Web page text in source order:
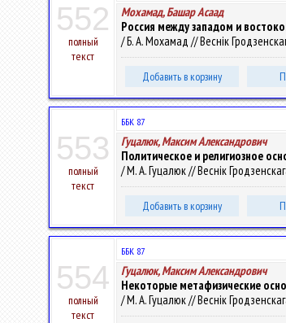
552
полный
текст
Мохамад, Башар Асаад
Россия между западом и
/ Б. А. Мохамад // Веснік
Добавить в корзину
553
полный
текст
ББК 87
Гуцалюк, Максим Александрович
Политическое и религиозное
/ М. А. Гуцалюк // Веснік
Добавить в корзину
554
полный
текст
ББК 87
Гуцалюк, Максим Александрович
Некоторые метафизические
/ М. А. Гуцалюк // Веснік